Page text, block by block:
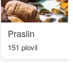
Praslin
151 plovil